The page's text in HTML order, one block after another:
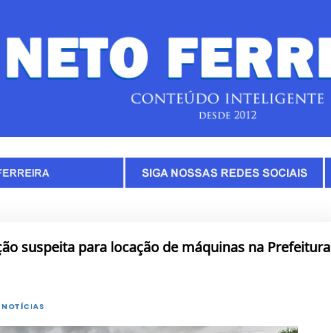
suspeita para locação de máquinas na Prefeitura
NOTÍCIAS